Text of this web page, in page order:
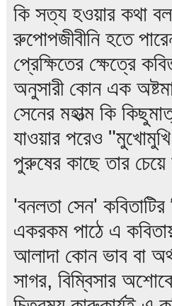
কি সত্য হওয়ার কথা
রুপোপজীবীনি হতে
প্রেক্ষিতের ক্ষেত্রে
অনুসারী কোন এক
সেনের মহাত্ম কি
যাওয়ার পরেও
পুরুষের কাছে তার
'বনলতা সেন'
একরকম পাঠে এ
আলাদা কোন ভাব বা
সাগর, বিম্বিসার